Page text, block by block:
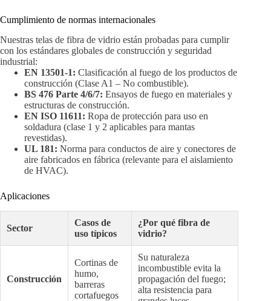
Cumplimiento de normas internacionales
Nuestras telas de fibra de vidrio están probadas para cumplir
con los estándares globales de construcción y seguridad
industrial:
EN 13501-1: Clasificación al fuego de los productos de
construcción (Clase A1 – No combustible).
BS 476 Parte 4/6/7: Ensayos de fuego en materiales y
estructuras de construcción.
EN ISO 11611: Ropa de protección para uso en
soldadura (clase 1 y 2 aplicables para mantas
revestidas).
UL 181: Norma para conductos de aire y conectores de
aire fabricados en fábrica (relevante para el aislamiento
de HVAC).
Aplicaciones
Sector
Casos de
uso típicos
¿Por qué fibra de
vidrio?
Construcción
Cortinas de
humo,
barreras
cortafuegos
Su naturaleza
incombustible evita la
propagación del fuego;
alta resistencia para